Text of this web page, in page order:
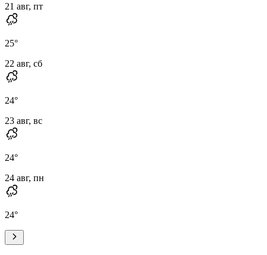
21 авг, пт
25°
22 авг, сб
24°
23 авг, вс
24°
24 авг, пн
24°